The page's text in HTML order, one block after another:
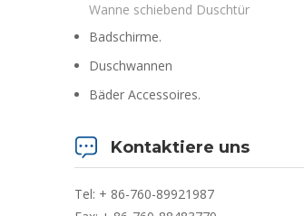
Wanne schiebend Duschtür
Badschirme.
Duschwannen
Bäder Accessoires.
Kontaktiere uns
Tel: + 86-760-89921987